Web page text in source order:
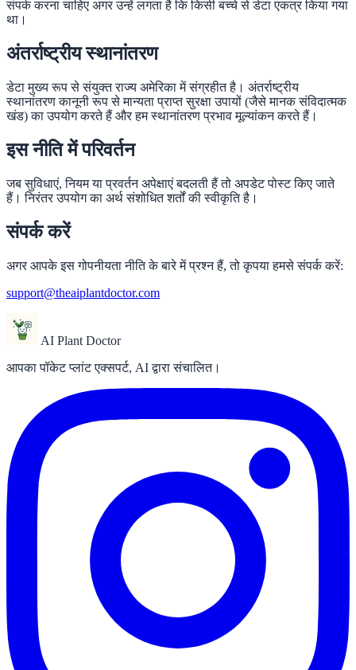
संपर्क करना चाहिए अगर उन्हें लगता है कि किसी बच्चे से डेटा एकत्र किया गया
था।
अंतर्राष्ट्रीय स्थानांतरण
डेटा मुख्य रूप से संयुक्त राज्य अमेरिका में संग्रहीत है। अंतर्राष्ट्रीय
स्थानांतरण कानूनी रूप से मान्यता प्राप्त सुरक्षा उपायों (जैसे मानक संविदात्मक
खंड) का उपयोग करते हैं और हम स्थानांतरण प्रभाव मूल्यांकन करते हैं।
इस नीति में परिवर्तन
जब सुविधाएं, नियम या प्रवर्तन अपेक्षाएं बदलती हैं तो अपडेट पोस्ट किए जाते
हैं। निरंतर उपयोग का अर्थ संशोधित शर्तों की स्वीकृति है।
संपर्क करें
अगर आपके इस गोपनीयता नीति के बारे में प्रश्न हैं, तो कृपया हमसे संपर्क करें:
support@theaiplantdoctor.com
AI Plant Doctor
आपका पॉकेट प्लांट एक्सपर्ट, AI द्वारा संचालित।